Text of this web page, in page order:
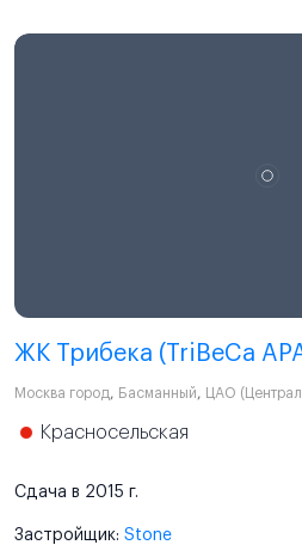
ЖК Трибека (TriBeCa
Москва город, Басманный, ЦАО
Красносельская
Сдача в 2015 г.
Застройщик: Stone